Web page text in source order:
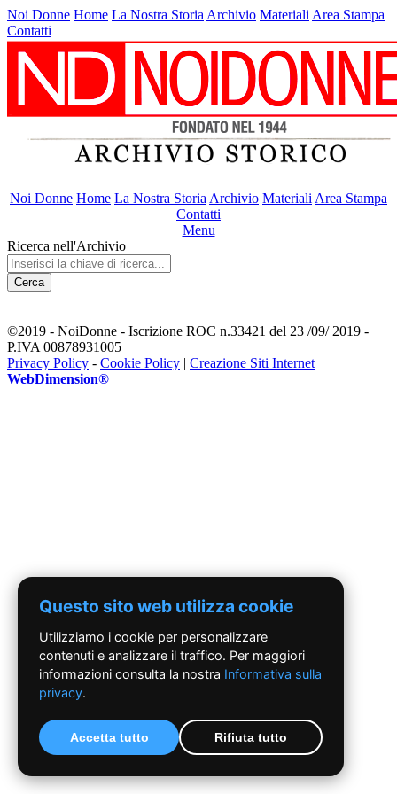
Noi Donne Home La Nostra Storia Archivio Materiali Area Stampa
Contatti
Noi Donne Home La Nostra Storia Archivio Materiali Area Stampa
Contatti
Menu
Ricerca nell'Archivio
Cerca
©2019 - NoiDonne - Iscrizione ROC n.33421 del 23 /09/ 2019 -
P.IVA 00878931005
Privacy Policy - Cookie Policy | Creazione Siti Internet
WebDimension®
Questo sito web utilizza cookie
Utilizziamo i cookie per personalizzare
contenuti e analizzare il traffico. Per maggiori
informazioni consulta la nostra Informativa sulla
privacy.
Accetta tutto Rifiuta tutto